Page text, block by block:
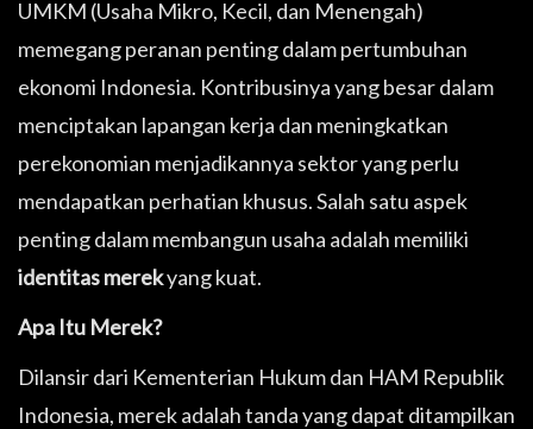
UMKM (Usaha Mikro, Kecil, dan Menengah)
memegang peranan penting dalam pertumbuhan
ekonomi Indonesia. Kontribusinya yang besar dalam
menciptakan lapangan kerja dan meningkatkan
perekonomian menjadikannya sektor yang perlu
mendapatkan perhatian khusus. Salah satu aspek
penting dalam membangun usaha adalah memiliki
identitas merekyang kuat.
Apa Itu Merek?
Dilansir dari Kementerian Hukum dan HAM Republik
Indonesia, merek adalah tanda yang dapat ditampilkan